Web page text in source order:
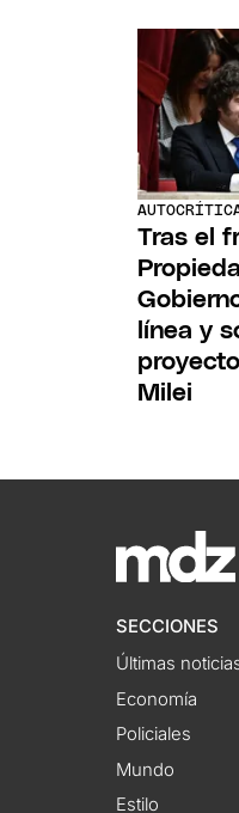
Tras el
línea y
Milei
SECCIONES
Últimas
Economía
Policiales
Mundo
Estilo